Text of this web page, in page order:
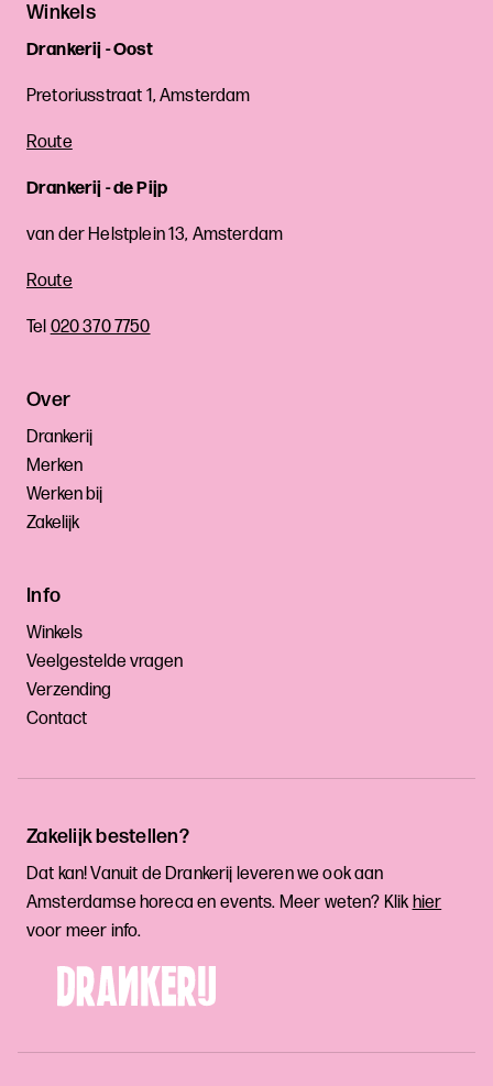
Zakelijk bestellen?
Dat kan! Vanuit de Drankerij leveren we ook aan
Amsterdamse horeca en events. Meer weten? Klikhier
voor meer info.
Winkels
Drankerij - Oost
Pretoriusstraat 1, Amsterdam
Route
Drankerij - de Pijp
van der Helstplein 13, Amsterdam
Route
Tel 020 370 7750
Over
Drankerij
Merken
Werken bij
Zakelijk
Info
Winkels
Veelgestelde vragen
Verzending
Contact